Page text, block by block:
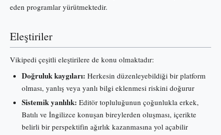
eden programlar yürütmektedir.
Eleştiriler
Vikipedi çeşitli eleştirilere de konu olmaktadır:
Doğruluk kaygıları: Herkesin düzenleyebildiği bir platform
olması, yanlış veya yanlı bilgi eklenmesi riskini doğurur
Sistemik yanlılık: Editör topluluğunun çoğunlukla erkek,
Batılı ve İngilizce konuşan bireylerden oluşması, içerikte
belirli bir perspektifin ağırlık kazanmasına yol açabilir